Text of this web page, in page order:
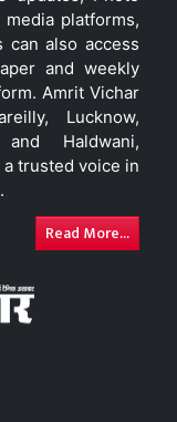
media platforms,
can also access
and weekly
Amrit Vichar
Lucknow,
and Haldwani,
trusted voice in
Read More...